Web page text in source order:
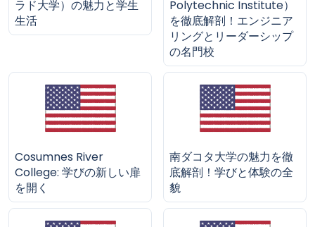
ラド大学）の魅力と学生
生活
Polytechnic Institute）
を徹底解剖！エンジニア
リングとリーダーシップ
の名門校
Cosumnes River
College: 学びの新しい扉
を開く
南ダコタ大学の魅力を徹
底解剖！学びと体験の全
貌